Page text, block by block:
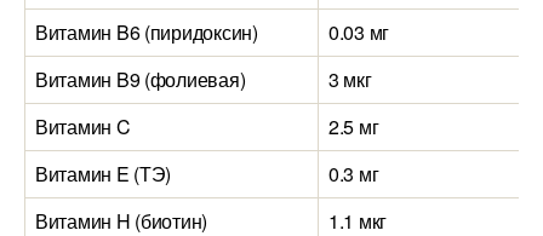
Витамин B6 (пиридоксин)
0.03 мг
Витамин B9 (фолиевая)
3 мкг
Витамин C
2.5 мг
Витамин E (ТЭ)
0.3 мг
Витамин H (биотин)
1.1 мкг